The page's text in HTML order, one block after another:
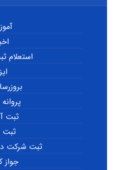
استعلام
ثبت
ثبت
ثبت شرکت